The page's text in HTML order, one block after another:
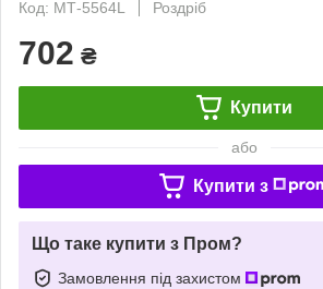
Код: МТ-5564L
Роздріб
702 ₴
Купити
або
Купити з
Що таке купити з Пром?
Замовлення під захистом